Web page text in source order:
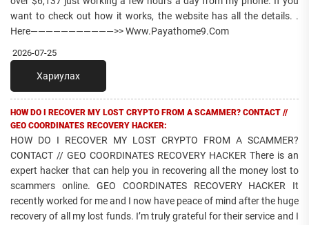
want to check out how it works, the website has all the details. .
Here———————————>> Www.Payathome9.Com
2026-07-25
Хариулах
HOW DO I RECOVER MY LOST CRYPTO FROM A SCAMMER? CONTACT //
GEO COORDINATES RECOVERY HACKER:
HOW DO I RECOVER MY LOST CRYPTO FROM A SCAMMER?
CONTACT // GEO COORDINATES RECOVERY HACKER There is an
expert hacker that can help you in recovering all the money lost to
scammers online. GEO COORDINATES RECOVERY HACKER It
recently worked for me and I now have peace of mind after the huge
recovery of all my lost funds. I’m truly grateful for their service and I